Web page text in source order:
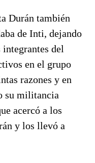
Durán también
de Inti, dejando
del
en el grupo
razones y en
su militancia
acercó a los
y los llevó a